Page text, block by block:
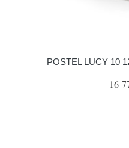
POSTEL LUCY 10
16